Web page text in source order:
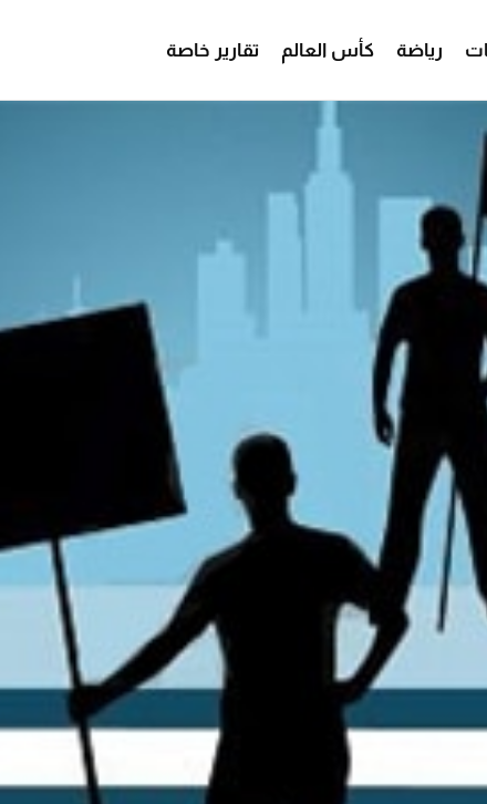
رياضة كأس العالم تقارير خاصة